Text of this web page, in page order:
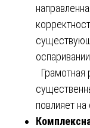
повлияет